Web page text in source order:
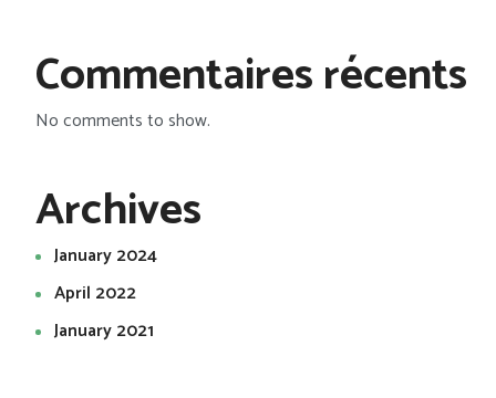
Commentaires récents
No comments to show.
Archives
January 2024
April 2022
January 2021